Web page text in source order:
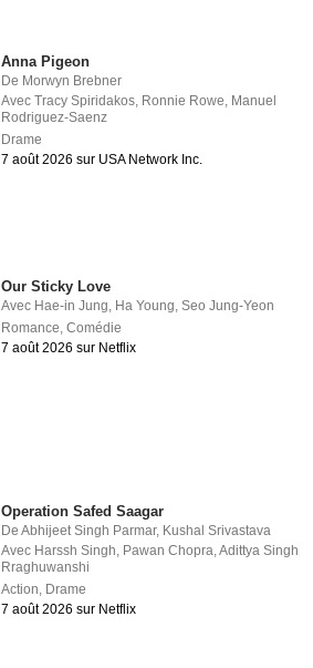
Anna Pigeon
De Morwyn Brebner
AvecTracy Spiridakos, Ronnie Rowe, Manuel
Rodriguez-Saenz
Drame
7 août 2026 sur USA Network Inc.
Our Sticky Love
Avec Hae-in Jung, Ha Young,Seo Jung-Yeon
Romance,Comédie
7 août 2026 sur Netflix
Operation Safed Saagar
DeAbhijeet Singh Parmar, Kushal Srivastava
Avec Harssh Singh, Pawan Chopra,Adittya Singh
Rraghuwanshi
Action, Drame
7 août 2026 sur Netflix